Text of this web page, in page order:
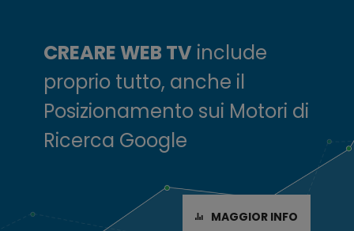
CREARE WEB TV include
proprio tutto, anche il
Posizionamento sui Motori di
Ricerca Google
MAGGIOR INFO